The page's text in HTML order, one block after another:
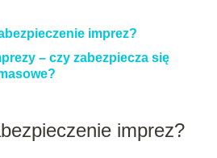
imprez?
– czy zabezpiecza się
imprez?